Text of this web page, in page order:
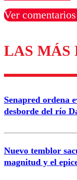
Ver comentarios
Los
Nombre
Correo
LAS MÁS
Senapred ordena
desborde del río
Nuevo temblor
magnitud y el